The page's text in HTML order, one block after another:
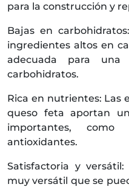
para la construcción y
Bajas en
ingredientes altos en
adecuada para
carbohidratos.
Rica en nutrientes: Las
queso feta aportan
importantes, como
antioxidantes.
Satisfactoria y
muy versátil que se